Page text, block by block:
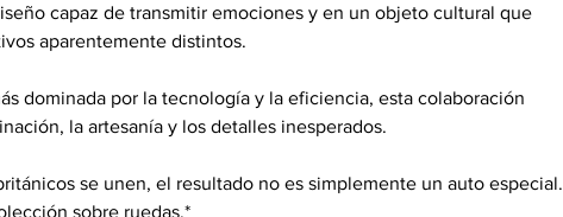
capaz de transmitir emociones y en un objeto cultural que
aparentemente distintos.
dominada por la tecnología y la eficiencia, esta colaboración
la artesanía y los detalles inesperados.
se unen, el resultado no es simplemente un auto especial.
sobre ruedas.*